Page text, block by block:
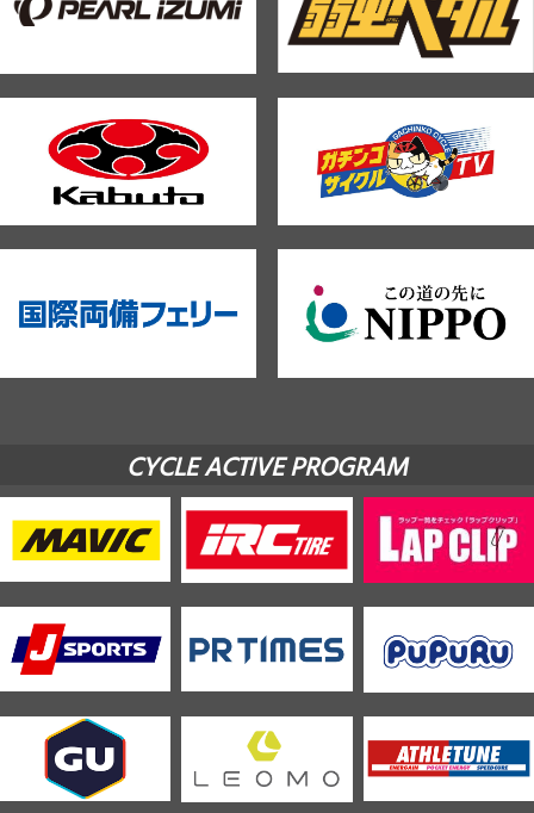
CYCLE ACTIVE PROGRAM